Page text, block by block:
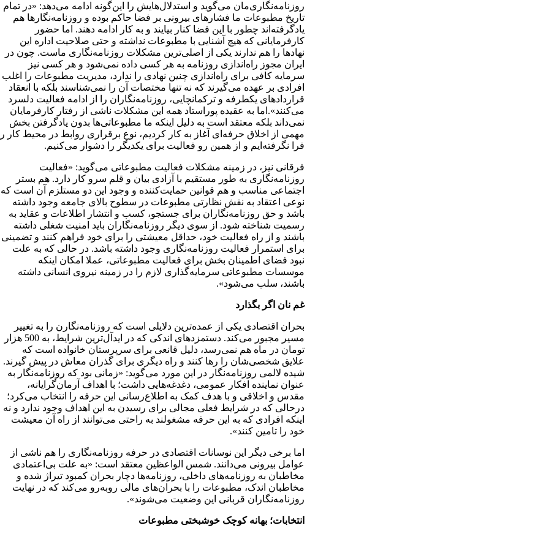
روزنامه‌نگاری‌مان می‌گوید و استدلال‌هایش را این‌گونه ادامه می‌دهد: «در تمام
تاریخ مطبوعات ما فشارهای بیرونی بر فضا حاکم بوده و روزنامه‌نگارها هم
یادگرفته‌اند چطور با این فضا کنار بیایند و به کار ادامه دهند. اما حضور
کارفرمایانی که هیچ آشنایی با مطبوعات نداشته و حتی صلاحیت اداره این
نهادها را هم ندارند یکی از اصلی‌ترین مشکلات روزنامه‌نگاری ماست. چون در
ایران مجوز راه‌اندازی روزنامه به هر کسی داده نمی‌شود و هر کسی نیز
سرمایه کافی برای راه‌اندازی چنین نهادی را ندارد، مدیریت مطبوعات را اغلب
افرادی بر عهده می‌گیرند که نه تنها مختصات آن را نمی‌شناسند بلکه با انعقاد
قراردادهای یکطرفه و ترکمانچایی، روزنامه‌نگاران را از ادامه فعالیت دلسرد
می‌کنند».اما به عقیده پوراستاد همه این مشکلات ناشی از رفتار کارفرمایان
نمی‌داند بلکه معتقد است به دلیل اینکه ما مطبوعاتی‌ها بدون یادگرفتن بخش
مهمی از اخلاق حرفه‌ای آغاز به کار کردیم، نوع برقراری روابط در محیط کار را
فرا نگرفته‌ایم و از همین رو فعالیت برای یکدیگر را دشوار می‌کنیم.
فرقانی نیز، در زمینه مشکلات فعالیت مطبوعاتی می‌گوید: «فعالیت
روزنامه‌نگاری به طور مستقیم با آزادی بیان و قلم سرو کار دارد. هم بستر
اجتماعی مناسب و هم قوانین حمایت‌کننده و وجود این دو مستلزم آن است که
نوعی اعتقاد به نقش نظارتی مطبوعات در سطوح بالای جامعه وجود داشته
باشد و حق روزنامه‌نگاران برای جستجو، کسب و انتشار اطلاعات و عقاید به
رسمیت شناخته شود. از سوی دیگر روزنامه‌نگاران باید امنیت شغلی داشته
باشند و از راه فعالیت خود، حداقل معیشتی را برای خود فراهم کنند و تضمینی
برای استمرار فعالیت روزنامه‌نگاری وجود داشته باشد. در حالی که به علت
نبود فضای اطمینان بخش برای فعالیت مطبوعاتی، عملا امکان اینکه
موسسات مطبوعاتی سرمایه‌گذاری لازم را در زمینه نیروی انسانی داشته
باشند، سلب می‌شود».
غم نان اگر بگذارد
بحران اقتصادی یکی از عمده‌ترین دلایلی است که روزنامه‌نگارن را به تغییر
مسیر مجبور می‌کند. دستمزد‌های اندکی که در ایدآل‌ترین شرایط، به 500 هزار
تومان در ماه هم نمی‌رسد، دلیل قانعی برای سرپرستان خانواده است که
علایق شخصی‌شان را رها کنند و راه دیگری برای گذران معاش در پیش گیرند.
شیده لالمی روزنامه‌نگار در این مورد می‌گوید: «زمانی بود که روزنامه‌نگار به
عنوان نماینده افکار عمومی، دغدغه‌هایی داشت؛ با اهداف آرمان‌گرایانه،
مقدس و اخلاقی و با هدف کمک به اطلاع‌رسانی این حرفه را انتخاب می‌کرد؛
درحالی که در شرایط فعلی مجالی برای رسیدن به این اهداف وجود ندارد و نه
اینکه افرادی که به این حرفه مشغولند به راحتی می‌توانند از راه آن معیشت
خود را تامین کنند».
اما برخی دیگر این نوسانات اقتصادی در حرفه روزنامه‌نگاری را هم ناشی از
عوامل بیرونی می‌دانند. شمس الواعظین معتقد است: «به علت بی‌اعتمادی
مخاطبان به روزنامه‌های داخلی، روزنامه‌ها دچار بحران کمبود تیراژ شده و
مخاطبان اندک، مطبوعات را با بحران‌های مالی روبه‌رو می‌کند که در نهایت
روزنامه‌نگاران قربانی این وضعیت می‌شوند».
انتخابات؛ بهانه کوچک خوشبختی مطبوعات